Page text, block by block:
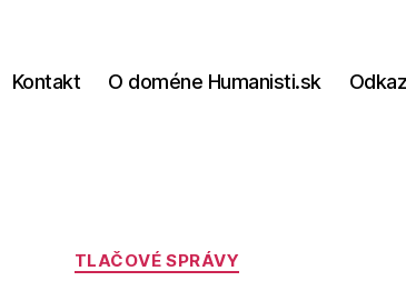
Kontakt O doméne Humanisti.sk
Kategórie
TLAČOVÉ SPRÁVY